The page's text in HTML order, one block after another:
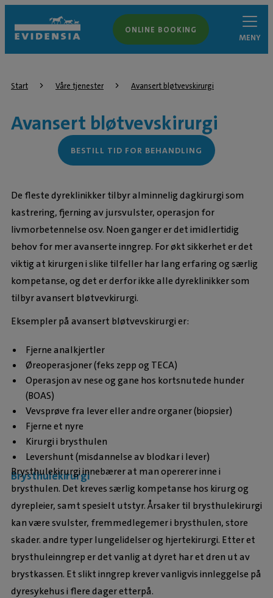
ONLINE BOOKING
MENY
Start Våre tjenester Avansert bløtvevskirurgi
Avansert bløtvevskirurgi
BESTILL TID FOR BEHANDLING
De fleste dyreklinikker tilbyr alminnelig dagkirurgi som
kastrering, fjerning av jursvulster, operasjon for
livmorbetennelse osv. Noen ganger er det imidlertidig
behov for mer avanserte inngrep. For økt sikkerhet er det
viktig at kirurgen i slike tilfeller har lang erfaring og særlig
kompetanse, og det er derfor ikke alle dyreklinikker som
tilbyr avansert bløtvevkirurgi.
Eksempler på avansert bløtvevskirurgi er:
Fjerne analkjertler
Øreoperasjoner (feks zepp og TECA)
Operasjon av nese og gane hos kortsnutede hunder
(BOAS)
Vevsprøve fra lever eller andre organer (biopsier)
Fjerne et nyre
Kirurgi i brysthulen
Levershunt (misdannelse av blodkar i lever)
Brysthulekirurgi
Brysthulekirurgi innebærer at man opererer inne i
brysthulen. Det kreves særlig kompetanse hos kirurg og
dyrepleier, samt spesielt utstyr. Årsaker til brysthulekirurgi
kan være svulster, fremmedlegemer i brysthulen, store
skader. andre typer lungelidelser og hjertekirurgi. Etter et
brysthuleinngrep er det vanlig at dyret har et dren ut av
brystkassen. Et slikt inngrep krever vanligvis innleggelse på
dyresykehus i flere dager etterpå.